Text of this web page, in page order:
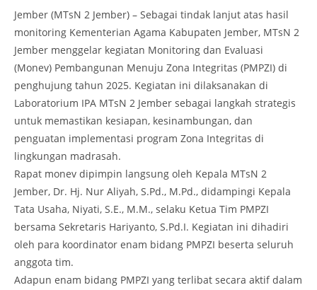
Jember (MTsN 2 Jember) – Sebagai tindak lanjut atas hasil
monitoring Kementerian Agama Kabupaten Jember, MTsN 2
Jember menggelar kegiatan Monitoring dan Evaluasi
(Monev) Pembangunan Menuju Zona Integritas (PMPZI) di
penghujung tahun 2025. Kegiatan ini dilaksanakan di
Laboratorium IPA MTsN 2 Jember sebagai langkah strategis
untuk memastikan kesiapan, kesinambungan, dan
penguatan implementasi program Zona Integritas di
lingkungan madrasah.
Rapat monev dipimpin langsung oleh Kepala MTsN 2
Jember, Dr. Hj. Nur Aliyah, S.Pd., M.Pd., didampingi Kepala
Tata Usaha, Niyati, S.E., M.M., selaku Ketua Tim PMPZI
bersama Sekretaris Hariyanto, S.Pd.I. Kegiatan ini dihadiri
oleh para koordinator enam bidang PMPZI beserta seluruh
anggota tim.
Adapun enam bidang PMPZI yang terlibat secara aktif dalam